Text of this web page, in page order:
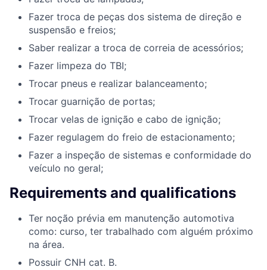
Fazer troca de peças dos sistema de direção e
suspensão e freios;
Saber realizar a troca de correia de acessórios;
Fazer limpeza do TBI;
Trocar pneus e realizar balanceamento;
Trocar guarnição de portas;
Trocar velas de ignição e cabo de ignição;
Fazer regulagem do freio de estacionamento;
Fazer a inspeção de sistemas e conformidade do
veículo no geral;
Requirements and qualifications
Ter noção prévia em manutenção automotiva
como: curso, ter trabalhado com alguém próximo
na área.
Possuir CNH cat. B.